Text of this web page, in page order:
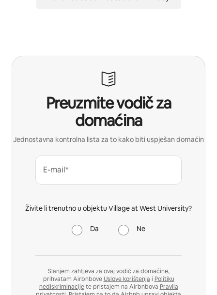
Preuzmite vodič za
domaćina
Jednostavna kontrolna lista za to kako biti uspješan domaćin
E-mail*
Živite li trenutno u objektu Village at West University?
Da Ne
Slanjem zahtjeva za ovaj vodič za domaćine,
prihvatam AirbnboveUslove korištenja i Politiku
nediskriminacijete pristajem na Airbnbova Pravila